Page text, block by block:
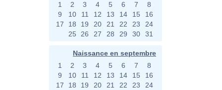
1
2 3 4 5 6 7
8
9
10 11 12 13 14 15
16
17
18 19 20 21 22 23
24
25
26 27 28 29 30 31
Naissance en septembre
1
2 3 4 5 6 7
8
9
10 11 12 13 14 15
16
17
18 19 20 21 22 23
24